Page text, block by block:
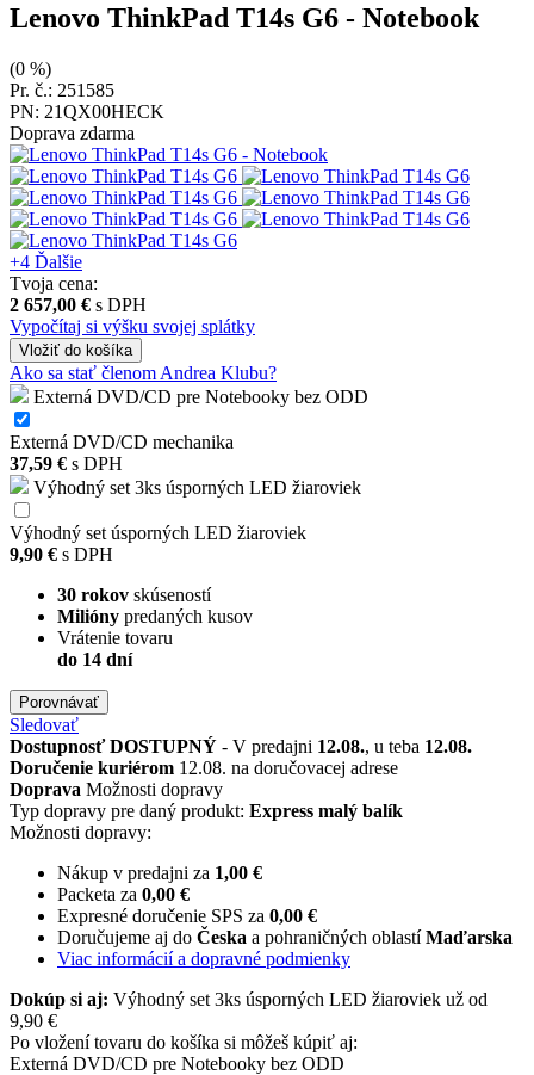
Lenovo ThinkPad T14s G6 - Notebook
(0 %)
Pr. č.: 251585
PN: 21QX00HECK
Doprava zdarma
+4 Ďalšie
Tvoja cena:
2 657,00 € s DPH
Vypočítaj si výšku svojej splátky
Vložiť do košíka
Ako sa stať členom Andrea Klubu?
Externá DVD/CD pre Notebooky bez ODD
Externá DVD/CD mechanika
37,59 € s DPH
Výhodný set 3ks úsporných LED žiaroviek
Výhodný set úsporných LED žiaroviek
9,90 € s DPH
30 rokov skúseností
Milióny predaných kusov
Vrátenie tovaru
do 14 dní
Porovnávať
Sledovať
DostupnosťDOSTUPNÝ - V predajni 12.08., u teba 12.08.
Doručenie kuriérom 12.08. na doručovacej adrese
Doprava Možnosti dopravy
Typ dopravy pre daný produkt: Express malý balík
Možnosti dopravy:
Nákup v predajni za 1,00 €
Packeta za 0,00 €
Expresné doručenie SPS za 0,00 €
Doručujeme aj do Česka a pohraničných oblastíMaďarska
Viac informácií a dopravné podmienky
Dokúp si aj: Výhodný set 3ks úsporných LED žiaroviek už od
9,90 €
Po vložení tovaru do košíka si môžeš kúpiť aj:
Externá DVD/CD pre Notebooky bez ODD